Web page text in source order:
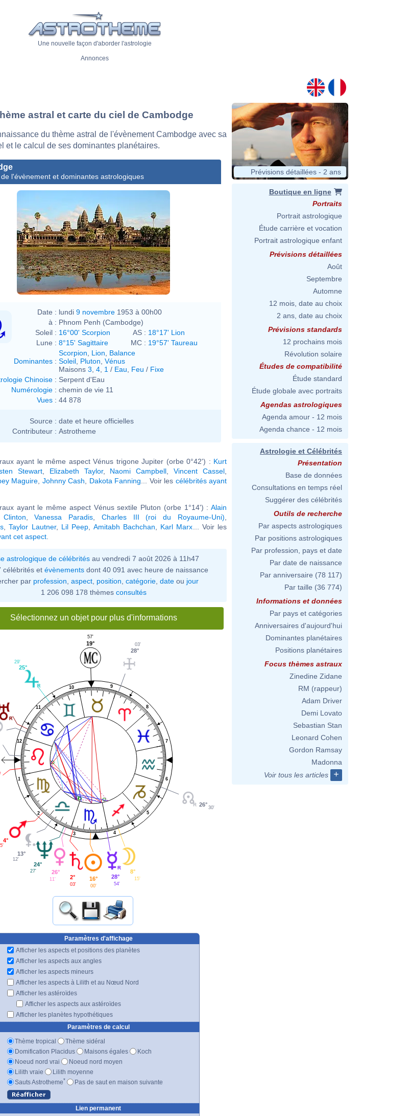
Une nouvelle façon d'aborder l'astrologie
Annonces
astral et carte du ciel de Cambodge
du thème astral de l'évènement Cambodge avec sa
et le calcul de ses dominantes planétaires.
l'évènement et dominantes astrologiques
Date : lundi 9 novembre 1953 à 00h00
à : Phnom Penh (Cambodge)
Soleil : 16°00' Scorpion AS : 18°17' Lion
Lune : 8°15' Sagittaire MC : 19°57' Taureau
Dominantes :
Scorpion Lion
Balance
Soleil Pluton Vénus
Maisons 3 4 1 / Eau Feu / Fixe
Chinoise : Serpent d'Eau
Numérologie : chemin de vie 11
Vues : 44 878
Source : date et heure officielles
Contributeur : Astrotheme
ayant le même aspect Vénus trigone Jupiter (orbe 0°42') : Kurt
Stewart, Elizabeth Taylor, Naomi Campbell ,Vincent Cassel
Maguire Johnny Cash Dakota Fanning ... Voir les célébrités ayant
ayant le même aspect Vénus sextile Pluton (orbe 1°14') : Alain
,Vanessa Paradis Charles III (roi du Royaume-Uni)
,Taylor Lautner, Lil Peep Amitabh Bachchan Karl Marx ... Voir les
cet aspect
astrologique de célébritésau vendredi 7 août 2026 à 11h47
célébrités et évènementsdont 40 091 avec heure de naissance
par profession aspect position catégorie date ou jour
1 206 098 178 thèmes consultés
Sélectionnez un objet pour plus d'informations
1
2
3 4
5
6
7
8
9
10
11
12
28°
03'
19°
57'
25°
29'
4°
13°
12'
24°
27' 26°
11' 2°
03'
16°
00'
28°
54'
8°
15'
26° 30'
Paramètres d'affichage
Afficher les aspects et positions des planètes
Afficher les aspects aux angles
Afficher les aspects mineurs
Afficher les aspects à Lilith et au Nœud Nord
Afficher les astéroïdes
Afficher les aspects aux astéroïdes
Afficher les planètes hypothétiques
Paramètres de calcul
Thème tropical
Thème sidéral
Domification Placidus
Maisons égales
Koch
Noeud nord vrai
Noeud nord moyen
Lilith vraie
Lilith moyenne
Sauts Astrotheme* Pas de saut en maison suivante
Lien permanent
Prévisions détaillées - 2 ans
Boutique en ligne
Portraits
Portrait astrologique
Étude carrière et vocation
Portrait astrologique enfant
Prévisions détaillées
Août
Septembre
Automne
12 mois, date au choix
2 ans, date au choix
Prévisions standards
12 prochains mois
Révolution solaire
Études de compatibilité
Étude standard
Étude globale avec portraits
Agendas astrologiques
Agenda amour - 12 mois
Agenda chance - 12 mois
Astrologie et Célébrités
Présentation
Base de données
Consultations en temps réel
Suggérer des célébrités
Outils de recherche
Par aspects astrologiques
Par positions astrologiques
Par profession, pays et date
Par date de naissance
Par anniversaire (78 117)
Par taille (36 774)
Informations et données
Par pays et catégories
Anniversaires d'aujourd'hui
Dominantes planétaires
Positions planétaires
Focus thèmes astraux
Zinedine Zidane
RM (rappeur)
Adam Driver
Demi Lovato
Sebastian Stan
Leonard Cohen
Gordon Ramsay
Madonna
Voir tous les articles
+